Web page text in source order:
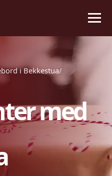
i Bekkestua/
med